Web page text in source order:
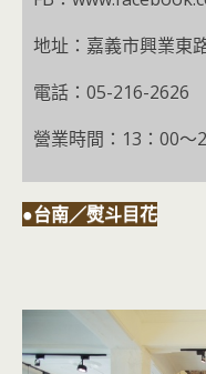
地址：嘉義市興業東
電話：05-216-2626
營業時間：13：00～
●台南／熨斗目花